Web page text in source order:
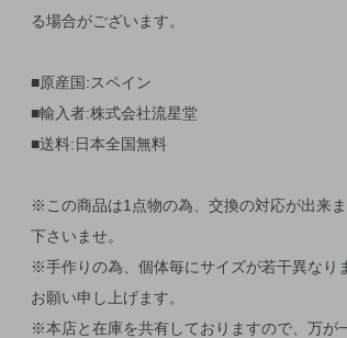
る場合がございます。
■原産国:スペイン
■輸入者:株式会社流星堂
■送料:日本全国無料
※この商品は1点物の為、交換の対応が出来
下さいませ。
※手作りの為、個体毎にサイズが若干異なり
お願い申し上げます。
※本店と在庫を共有しておりますので、万が